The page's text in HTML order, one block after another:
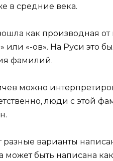
в средние века.
как производная от
«-ов». На Руси это
фамилий.
можно
люди с этой
варианты
быть написана как